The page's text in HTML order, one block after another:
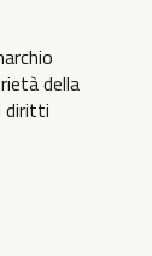
della
diritti